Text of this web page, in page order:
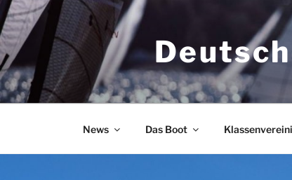
Zum
Inhalt
springen
News Das Boot